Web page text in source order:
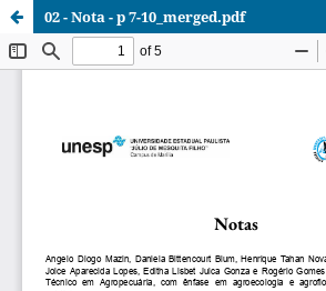
02 - Nota - p 7-10_merged.pdf